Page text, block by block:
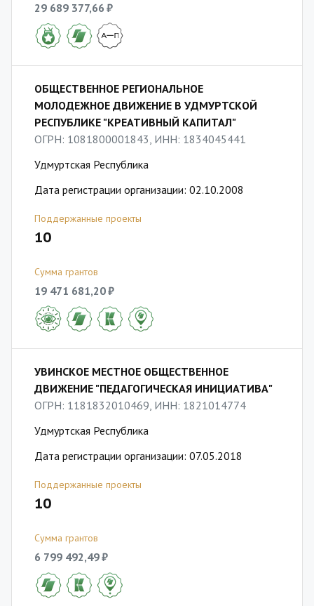
29 689 377,66 ₽
ОБЩЕСТВЕННОЕ РЕГИОНАЛЬНОЕ
МОЛОДЕЖНОЕ ДВИЖЕНИЕ В УДМУРТСКОЙ
РЕСПУБЛИКЕ "КРЕАТИВНЫЙ КАПИТАЛ"
ОГРН: 1081800001843, ИНН: 1834045441
Удмуртская Республика
Дата регистрации организации: 02.10.2008
Поддержанные проекты
10
Сумма грантов
19 471 681,20 ₽
УВИНСКОЕ МЕСТНОЕ ОБЩЕСТВЕННОЕ
ДВИЖЕНИЕ "ПЕДАГОГИЧЕСКАЯ ИНИЦИАТИВА"
ОГРН: 1181832010469, ИНН: 1821014774
Удмуртская Республика
Дата регистрации организации: 07.05.2018
Поддержанные проекты
10
Сумма грантов
6 799 492,49 ₽